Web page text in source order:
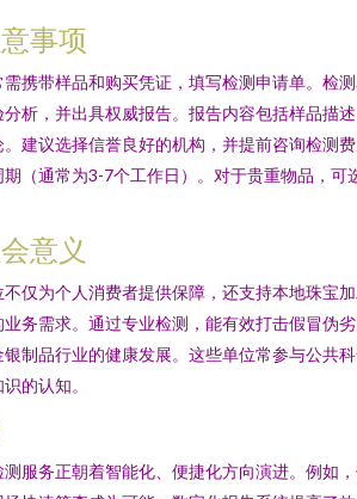
事项
携带样品和购买凭证，填写检测申请单。检
析，并出具权威报告。报告内容包括样品描
建议选择信誉良好的机构，并提前咨询检测
（通常为3-7个工作日）。对于贵重物品，可
意义
仅为个人消费者提供保障，还支持本地珠宝
务需求。通过专业检测，能有效打击假冒伪
制品行业的健康发展。这些单位常参与公共
的认知。
服务正朝着智能化、便捷化方向演进。例如